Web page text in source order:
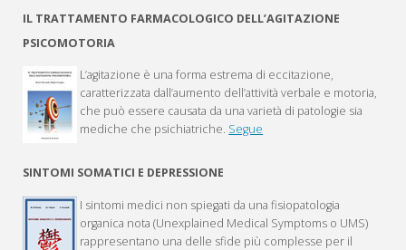
IL TRATTAMENTO FARMACOLOGICO DELL’AGITAZIONE
PSICOMOTORIA
L’agitazione è una forma estrema di eccitazione,
caratterizzata dall’aumento dell’attività verbale e motoria,
che può essere causata da una varietà di patologie sia
mediche che psichiatriche. Segue
SINTOMI SOMATICI E DEPRESSIONE
I sintomi medici non spiegati da una fisiopatologia
organica nota (Unexplained Medical Symptoms o UMS)
rappresentano una delle sfide più complesse per il